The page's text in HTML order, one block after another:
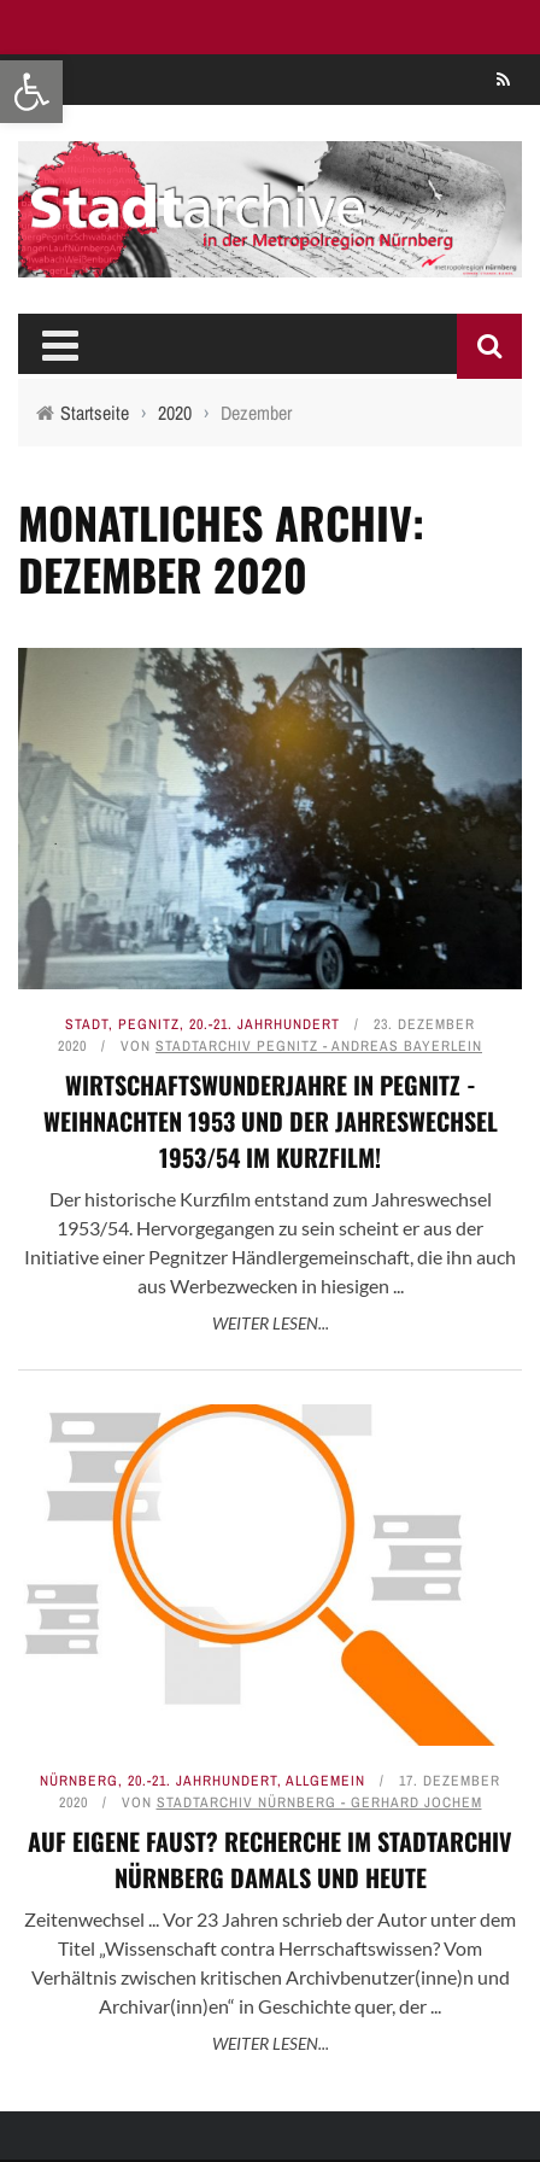
Werkzeugleiste öffnen
Startseite › 2020 › Dezember
MONATLICHES ARCHIV:
DEZEMBER 2020
STADT, PEGNITZ, 20.-21. JAHRHUNDERT
23. DEZEMBER
2020
VON STADTARCHIV PEGNITZ - ANDREAS BAYERLEIN
WIRTSCHAFTSWUNDERJAHRE IN PEGNITZ -
WEIHNACHTEN 1953 UND DER JAHRESWECHSEL
1953/54 IM KURZFILM!
Der historische Kurzfilm entstand zum Jahreswechsel
1953/54. Hervorgegangen zu sein scheint er aus der
Initiative einer Pegnitzer Händlergemeinschaft, die ihn auch
aus Werbezwecken in hiesigen ...
WEITER LESEN...
NÜRNBERG, 20.-21. JAHRHUNDERT, ALLGEMEIN
17. DEZEMBER
2020
VON STADTARCHIV NÜRNBERG - GERHARD JOCHEM
AUF EIGENE FAUST? RECHERCHE IM STADTARCHIV
NÜRNBERG DAMALS UND HEUTE
Zeitenwechsel ... Vor 23 Jahren schrieb der Autor unter dem
Titel „Wissenschaft contra Herrschaftswissen? Vom
Verhältnis zwischen kritischen Archivbenutzer(inne)n und
Archivar(inn)en“ in Geschichte quer, der ...
WEITER LESEN...